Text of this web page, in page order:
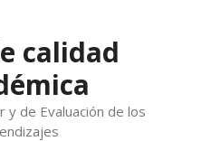
calidad
y de Evaluación de los